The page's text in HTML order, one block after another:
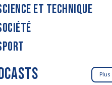
ET TECHNIQUE
Plus